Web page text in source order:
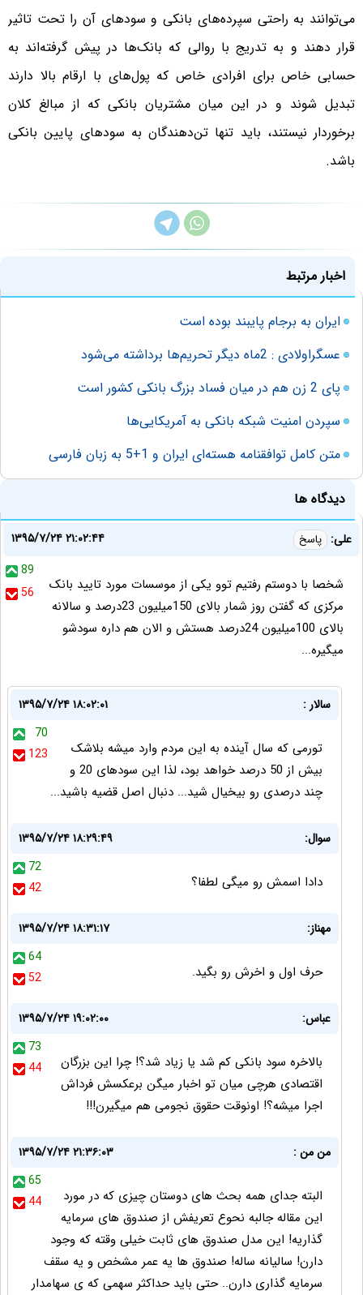
می‌توانند به راحتی سپرده‌های بانکی و سودهای آن را تحت تاثیر
قرار دهند و به تدریج با روالی که بانک‌ها در پیش گرفته‌اند به
حسابی خاص برای افرادی خاص که پول‌های با ارقام بالا دارند
تبدیل شوند و در این میان مشتریان بانکی که از مبالغ کلان
برخوردار نیستند، باید تنها تن‌دهندگان به سودهای پایین بانکی
باشد.
اخبار مرتبط
ایران به برجام پایبند بوده است
عسگراولادی : 2ماه دیگر تحریم‌ها برداشته می‌شود
پای 2 زن هم در میان فساد بزرگ بانکی کشور است
سپردن امنیت شبکه بانکی به آمریکایی‌ها
متن کامل توافقنامه هسته‌ای ایران و 1+5 به زبان فارسی
دیدگاه ها
علی: پاسخ
۱۳۹۵/۷/۲۴ ۲۱:۰۲:۴۴
89
56
شخصا با دوستم رفتیم توو یکی از موسسات مورد تایید بانک
مرکزی که گفتن روز شمار بالای 150میلیون 23درصد و سالانه
بالای 100میلیون 24درصد هستش و الان هم داره سودشو
میگیره...
سالار :
۱۳۹۵/۷/۲۴ ۱۸:۰۲:۰۱
70
123
تورمی که سال آینده به این مردم وارد میشه بلاشک
بیش از 50 درصد خواهد بود، لذا این سودهای 20 و
چند درصدی رو بیخیال شید... دنبال اصل قضیه باشید...
سوال:
۱۳۹۵/۷/۲۴ ۱۸:۲۹:۴۹
72
42
دادا اسمش رو میگی لطفا؟
مهناز:
۱۳۹۵/۷/۲۴ ۱۸:۳۱:۱۷
64
52
حرف اول و اخرش رو بگید.
عباس:
۱۳۹۵/۷/۲۴ ۱۹:۰۲:۰۰
73
44
بالاخره سود بانکی کم شد یا زیاد شد؟! چرا این بزرگان
اقتصادی هرچی میان تو اخبار میگن برعکسش فرداش
اجرا میشه؟! اونوقت حقوق نجومی هم میگیرن!!!
من من :
۱۳۹۵/۷/۲۴ ۲۱:۳۶:۰۳
65
44
البته جدای همه بحث های دوستان چیزی که در مورد
این مقاله جالبه نحوع تعریفش از صندوق های سرمایه
گذاریه! این مدل صندوق های ثابت خیلی وقته که وجود
دارن! سالیانه ساله! صندوق ها یه عمر مشخص و یه سقف
سرمایه گذاری دارن.. حتی باید حداکثر سهمی که ی سهامدار